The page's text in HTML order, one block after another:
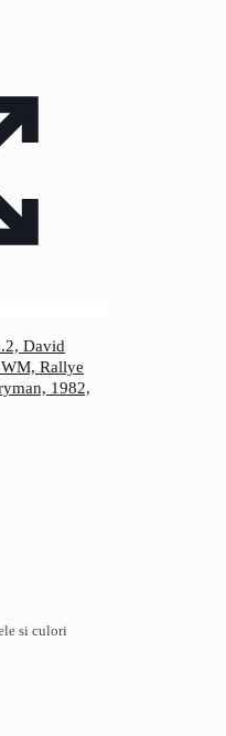
David
Rallye
1982,
si culori